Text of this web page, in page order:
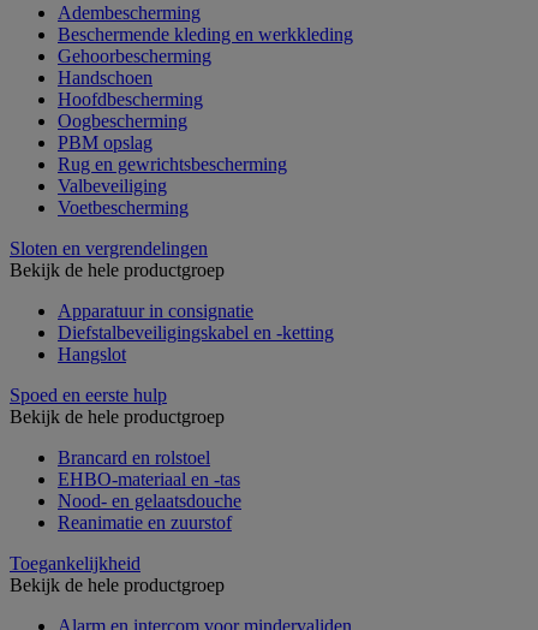
Adembescherming
Beschermende kleding en werkkleding
Gehoorbescherming
Handschoen
Hoofdbescherming
Oogbescherming
PBM opslag
Rug en gewrichtsbescherming
Valbeveiliging
Voetbescherming
Sloten en vergrendelingen
Bekijk de hele productgroep
Apparatuur in consignatie
Diefstalbeveiligingskabel en -ketting
Hangslot
Spoed en eerste hulp
Bekijk de hele productgroep
Brancard en rolstoel
EHBO-materiaal en -tas
Nood- en gelaatsdouche
Reanimatie en zuurstof
Toegankelijkheid
Bekijk de hele productgroep
Alarm en intercom voor mindervaliden